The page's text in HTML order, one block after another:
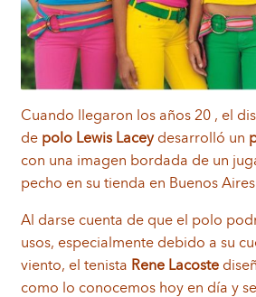
Cuando llegaron los años 20 , el
de polo Lewis Laceydesarrolló un
con una imagen bordada de un
pecho en su tienda en Buenos
Al darse cuenta de que el polo
usos, especialmente debido a su
viento, el tenista Rene Lacoste
como lo conocemos hoy en día y